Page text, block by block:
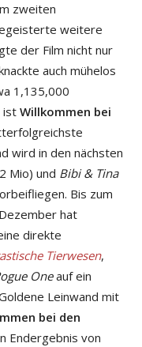
zweiten
weitere
der Film nicht nur
auch mühelos
1,135,000
ist Willkommen bei
wird in den nächsten
Mio) und Bibi & Tina
Bis zum
hat
direkte
Tierwesen,
Oneauf ein
Leinwand mit
bei den
Endergebnis von